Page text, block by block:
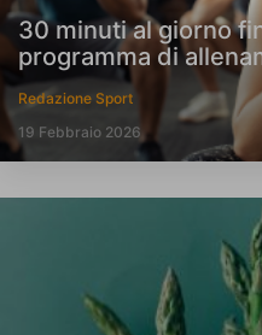
30 minuti al giorno
programma di
Redazione Sport
19 Febbraio 2026